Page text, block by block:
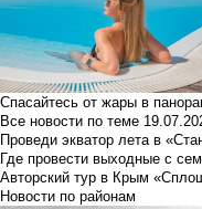
Спасайтесь от жары в
Все новости по теме
Проведи экватор лета в
Где провести выходные с
Авторский тур в Крым
Новости по районам